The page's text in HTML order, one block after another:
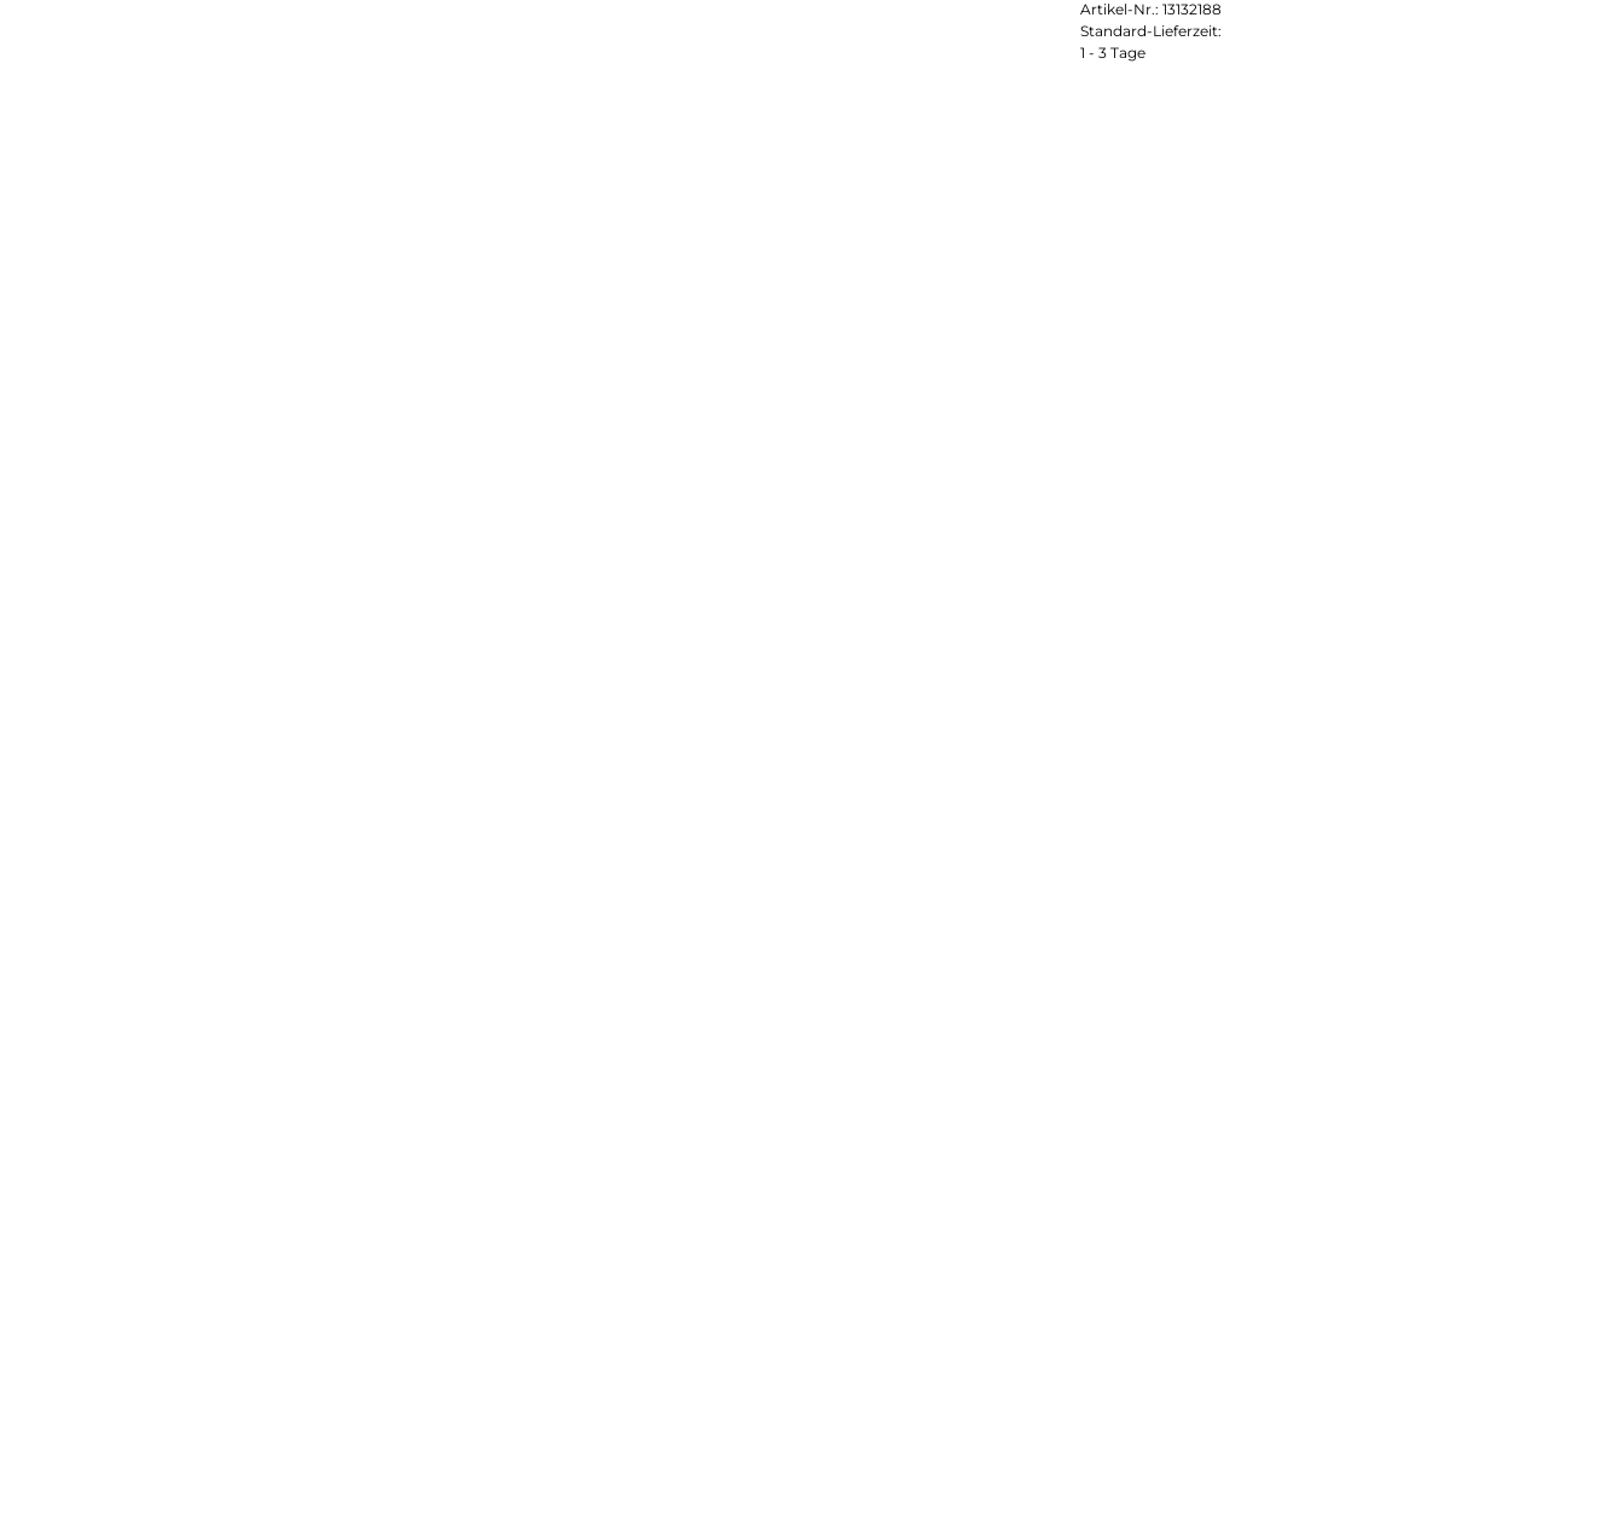
Artikel-Nr.: 13132188
Standard-Lieferzeit:
1 - 3 Tage